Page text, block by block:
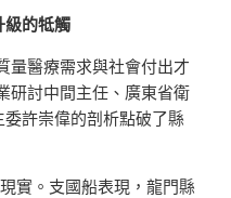
級的牴觸
量醫療需求與社會付出才
研討中間主任、廣東省衛
許崇偉的剖析點破了縣
實。支國船表現，龍門縣